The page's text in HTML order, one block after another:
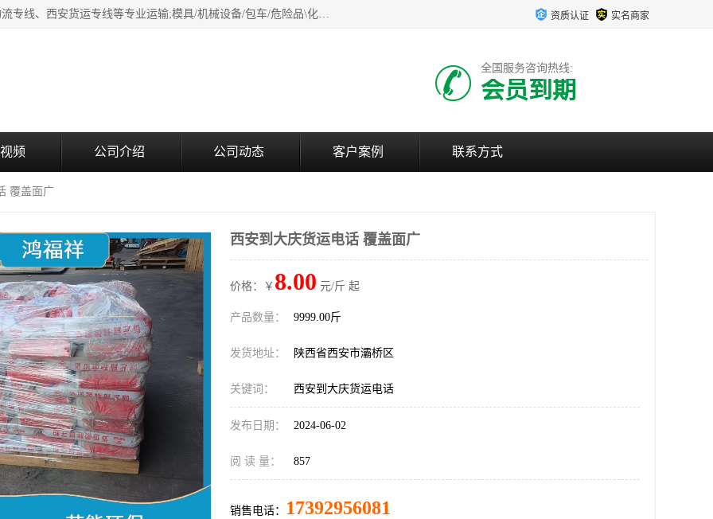
西安鸿福祥物流公司是西安轿车托运物流公司，从事：西安物流专线、西安货运专线等专业运输;模具/机械设备/包车/危险品\化工涂料/油漆机油\普通货物\食品\家具\贵重货物运输/易碎品运输/工艺品\行李\搬家运输等超限大件货物专业运输服务为一体。 资质认证 实名商家
全国服务咨询热线:
会员到期
频 公司介绍 公司动态 客户案例 联系方式
覆盖面广
西安到大庆货运电话 覆盖面广
价格：￥ 8.00 元/斤 起
产品数量： 9999.00斤
发货地址： 陕西省西安市灞桥区
关键词： 西安到大庆货运电话
发布日期： 2024-06-02
阅 读 量： 857
销售电话： 17392956081